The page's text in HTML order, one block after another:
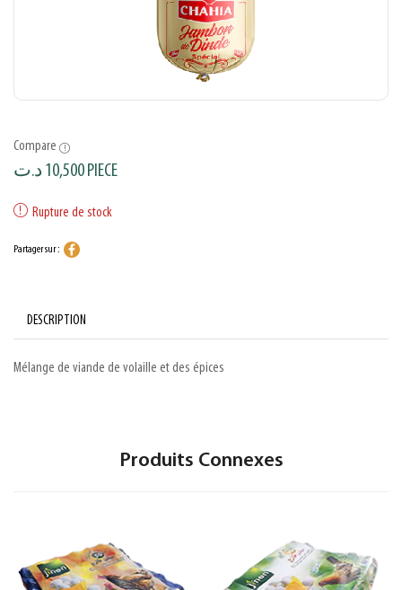
Compare
10,500د.ت PIECE
Rupture de stock
Partager sur :
DESCRIPTION
Mélange de viande de volaille et des épices
Produits Connexes